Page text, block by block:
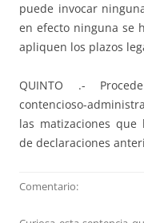
puede invocar
en efecto ninguna se
apliquen los plazos
QUINTO .-
contencioso-
las matizaciones que
de declaraciones
Comentario: